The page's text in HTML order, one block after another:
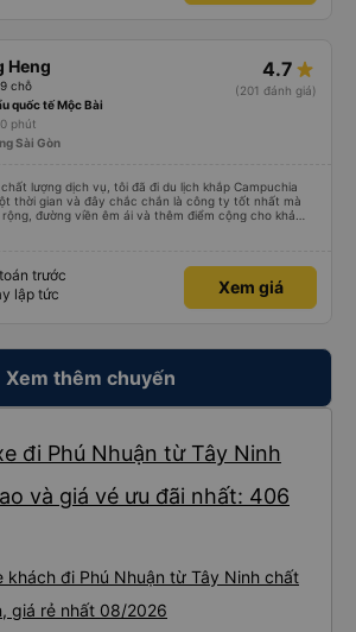
Heng
chỗ
4.7
(201 đánh giá)
quốc tế Mộc Bài
phút
Sài Gòn
lượng dịch vụ, tôi đã đi du lịch khắp Campuchia
thời gian và đây chắc chắn là công ty tốt nhất mà
đường viền êm ái và thêm điểm cộng cho khả
không hiểu mọi chuyện xảy ra ở biên giới, với hộ
trước
lập tức
Xem giá
Xem thêm chuyến
đi Phú Nhuận từ Tây Ninh
và giá vé ưu đãi nhất: 406
khách đi Phú Nhuận từ Tây Ninh chất
giá rẻ nhất 08/2026